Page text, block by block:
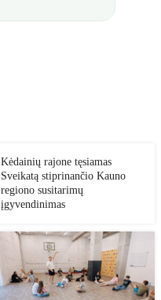
Kėdainių rajone tęsiamas
Sveikatą stiprinančio Kauno
regiono susitarimų
įgyvendinimas